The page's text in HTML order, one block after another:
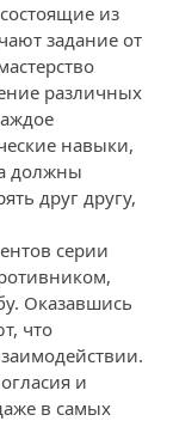
из
задание от
различных
навыки,
должны
друг другу,
серии
Оказавшись
что
и
в самых